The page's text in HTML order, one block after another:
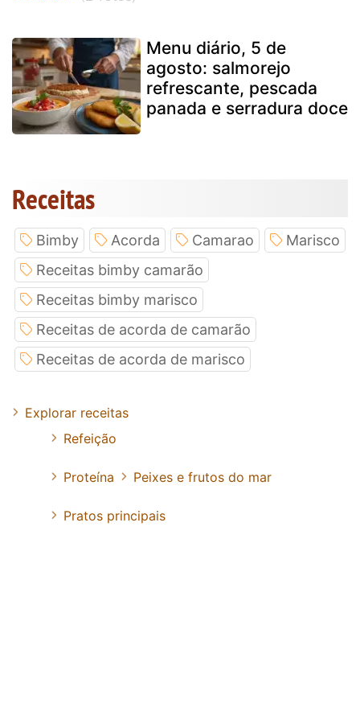
Menu diário, 5 de
agosto: salmorejo
refrescante, pescada
panada e serradura doce
Receitas
Bimby Acorda Camarao
Marisco
Receitas bimby camarão
Receitas bimby marisco
Receitas de acorda de camarão
Receitas de acorda de marisco
Explorar receitas
Refeição
Proteína Peixes e frutos do mar
Pratos principais